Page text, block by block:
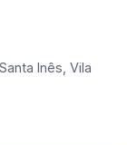
Santa Inês, Vila